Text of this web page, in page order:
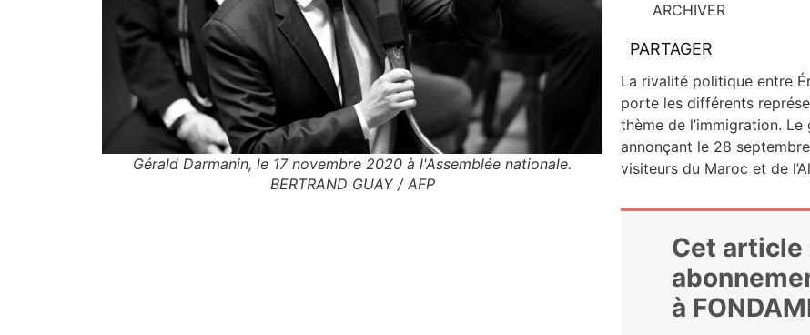
Gérald Darmanin, le 17 novembre 2020 à l'Assemblée nationale.
BERTRAND GUAY / AFP
ARCHIVER
PARTAGER
La riva­li­té poli­tique entre
porte les dif­fé­rents
thème de l’immigration.
annon­çant le 28
visi­teurs du Maroc et de
Cet article
à